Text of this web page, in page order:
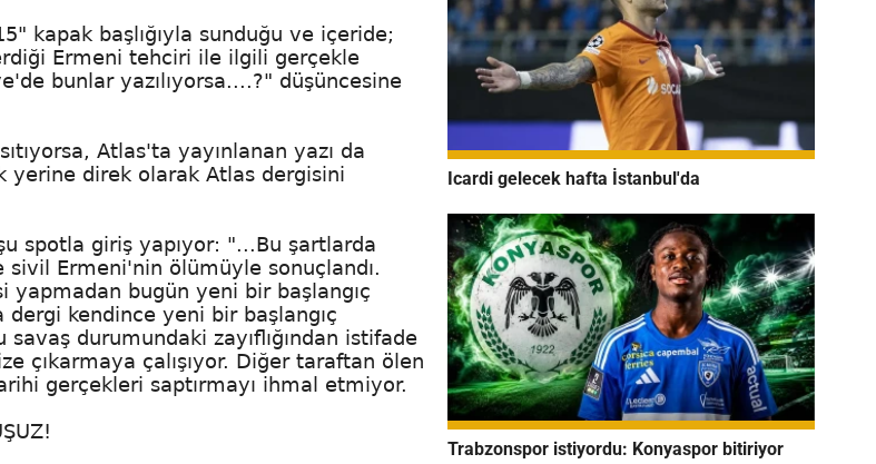
kapak başlığıyla sunduğu ve içeride;
Ermeni tehciri ile ilgili gerçekle
bunlar yazılıyorsa....?" düşüncesine
Atlas'ta yayınlanan yazı da
yerine direk olarak Atlas dergisini
spotla giriş yapıyor: "...Bu şartlarda
sivil Ermeni'nin ölümüyle sonuçlandı.
yapmadan bugün yeni bir başlangıç
kendince yeni bir başlangıç
durumundaki zayıflığından istifade
çıkarmaya çalışıyor. Diğer taraftan ölen
gerçekleri saptırmayı ihmal etmiyor.
Icardi gelecek hafta İstanbul'da
Trabzonspor istiyordu: Konyaspor bitiriyor